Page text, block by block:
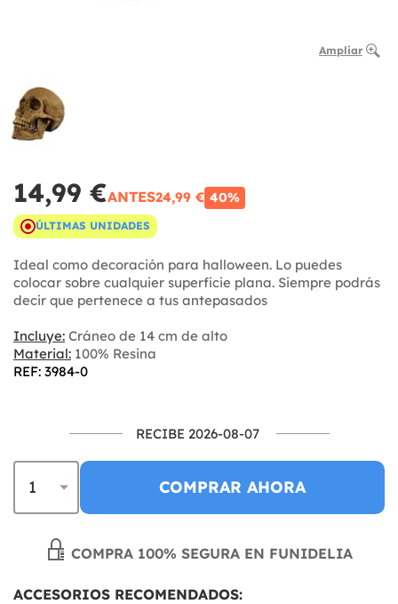
Ampliar
14,99 €ANTES24,99 € 40%
ÚLTIMAS UNIDADES
Ideal como decoración para halloween. Lo puedes
colocar sobre cualquier superficie plana. Siempre podrás
decir que pertenece a tus antepasados
Incluye: Cráneo de 14 cm de alto
Material: 100% Resina
REF: 3984-0
RECIBE 2026-08-07
COMPRAR AHORA
COMPRA 100% SEGURA EN FUNIDELIA
ACCESORIOS RECOMENDADOS: